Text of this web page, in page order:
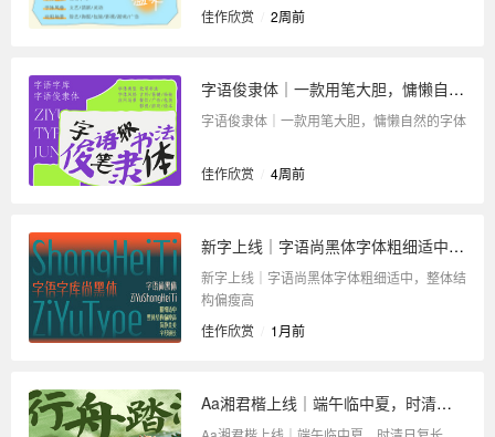
佳作欣赏 2周前
字语俊隶体｜一款用笔大胆，慵懒自然的字体
字语俊隶体｜一款用笔大胆，慵懒自然的字体
佳作欣赏 4周前
新字上线｜字语尚黑体字体粗细适中，整体结构偏瘦高
新字上线｜字语尚黑体字体粗细适中，整体结
构偏瘦高
佳作欣赏
1月前
Aa湘君楷上线｜端午临中夏，时清日复长